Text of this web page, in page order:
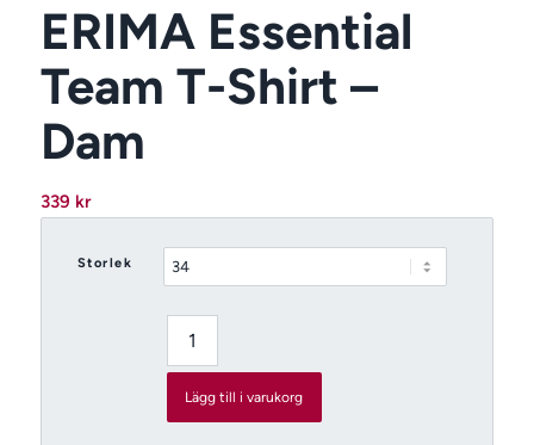
ERIMA Essential
Team T-Shirt –
Dam
339 kr
Storlek
Lägg till i varukorg